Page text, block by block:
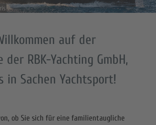
auf der
der RBK-Yachting GmbH,
in Sachen Yachtsport!
ob Sie sich für eine familientaugliche